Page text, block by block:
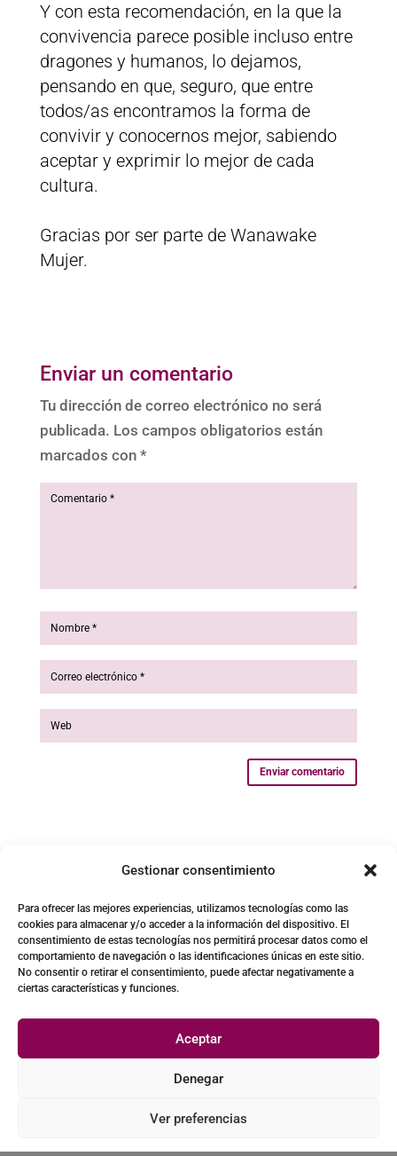
Gestionar consentimiento
Para ofrecer las mejores experiencias, utilizamos tecnologías como las
cookies para almacenar y/o acceder a la información del dispositivo. El
consentimiento de estas tecnologías nos permitirá procesar datos como el
comportamiento de navegación o las identificaciones únicas en este sitio.
No consentir o retirar el consentimiento, puede afectar negativamente a
ciertas características y funciones.
Aceptar
Denegar
Ver preferencias
Y con esta recomendación, en la que la
convivencia parece posible incluso entre
dragones y humanos, lo dejamos,
pensando en que, seguro, que entre
todos/as encontramos la forma de
convivir y conocernos mejor, sabiendo
aceptar y exprimir lo mejor de cada
cultura.
Gracias por ser parte de Wanawake
Mujer.
Enviar un comentario
Tu dirección de correo electrónico no será
publicada. Los campos obligatorios están
marcados con *
Enviar comentario